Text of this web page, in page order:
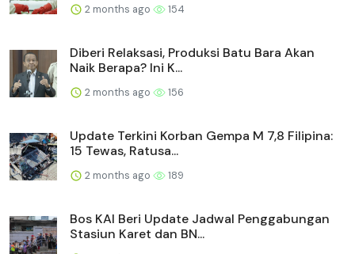
2 months ago 154
Diberi Relaksasi, Produksi Batu Bara Akan
Naik Berapa? Ini K...
2 months ago 156
Update Terkini Korban Gempa M 7,8 Filipina:
15 Tewas, Ratusa...
2 months ago 189
Bos KAI Beri Update Jadwal Penggabungan
Stasiun Karet dan BN...